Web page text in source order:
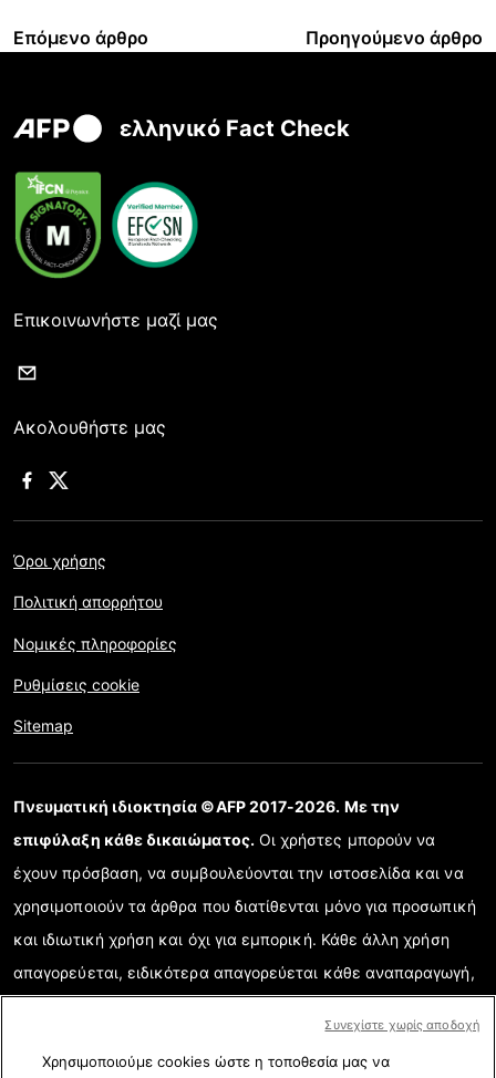
Επόμενο άρθρο Προηγούμενο άρθρο
ελληνικό Fact Check
Επικοινωνήστε μαζί μας
Ακολουθήστε μας
Όροι χρήσης
Πολιτική απορρήτου
Νομικές πληροφορίες
Ρυθμίσεις cookie
Sitemap
Πνευματική ιδιοκτησία ©AFP 2017-2026. Με την
επιφύλαξη κάθε δικαιώματος.Οι χρήστες μπορούν να
έχουν πρόσβαση, να συμβουλεύονται την ιστοσελίδα και να
χρησιμοποιούν τα άρθρα που διατίθενται μόνο για προσωπική
και ιδιωτική χρήση και όχι για εμπορική. Κάθε άλλη χρήση
απαγορεύεται, ειδικότερα απαγορεύεται κάθε αναπαραγωγή,
περιεχομένου της ιστοσελίδας για κάθε άλλο σκοπό ή/και με
κάθε άλλο τρόπο χωρίς την ειδική υπογραμμένη συμφωνία
Χρησιμοποιούμε cookies ώστε η τοποθεσία μας να
Συνεχίστε χωρίς αποδοχή